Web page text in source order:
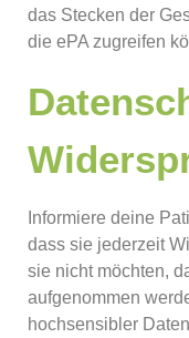
das Stecken der
die ePA zugreifen
Informiere deine
dass sie jederzeit
sie nicht möchten,
aufgenommen
hochsensibler